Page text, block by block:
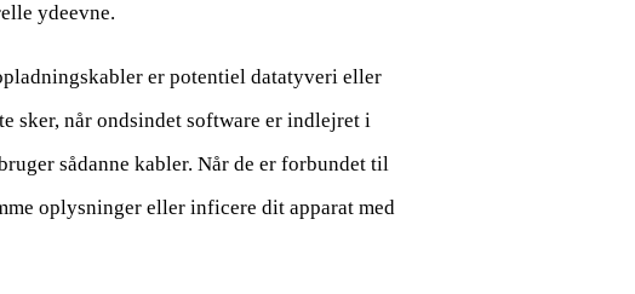
ydeevne.
er potentiel datatyveri eller
sker, når ondsindet software er indlejret i
sådanne kabler. Når de er forbundet til
oplysninger eller inficere dit apparat med